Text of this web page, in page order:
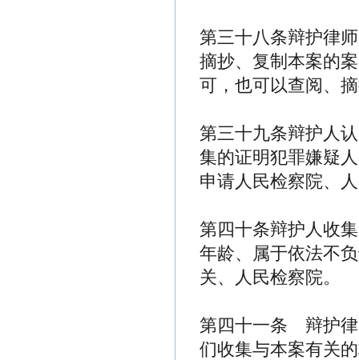
第三十八条辩护律
摘抄、复制本案的
可，也可以查阅、
第三十九条辩护人
集的证明犯罪嫌疑
申请人民检察院、
第四十条辩护人收
年龄、属于依法不
关、人民检察院。
第四十一条 辩护律
们收集与本案有关